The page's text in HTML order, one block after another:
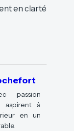
en clarté
passion
à
en un